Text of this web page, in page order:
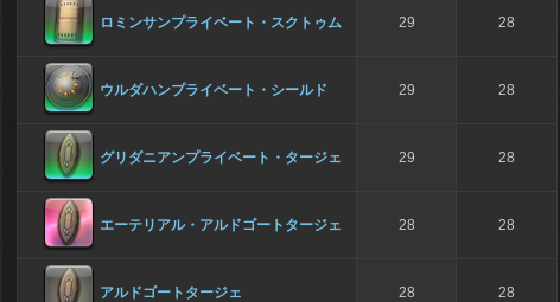
ロミンサンプライベート・スクトゥム 29 28
ウルダハンプライベート・シールド 29 28
グリダニアンプライベート・タージェ 29 28
エーテリアル・アルドゴートタージェ 28 28
アルドゴートタージェ 28 28